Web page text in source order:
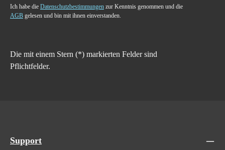
Ich habe die Datenschutzbestimmungen zur Kenntnis genommen und die
AGB gelesen und bin mit ihnen einverstanden.
Die mit einem Stern (*) markierten Felder sind
Pflichtfelder.
Support